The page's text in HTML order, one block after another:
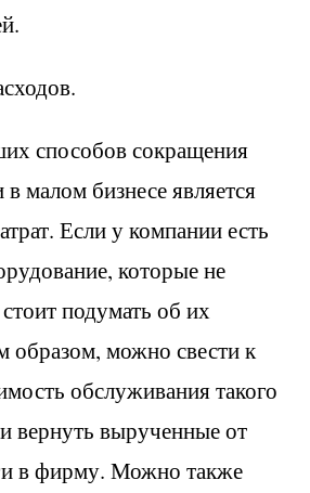
способов сокращения
малом бизнесе является
Если у компании есть
которые не
подумать об их
образом, можно свести к
обслуживания такого
вернуть вырученные от
в фирму. Можно также